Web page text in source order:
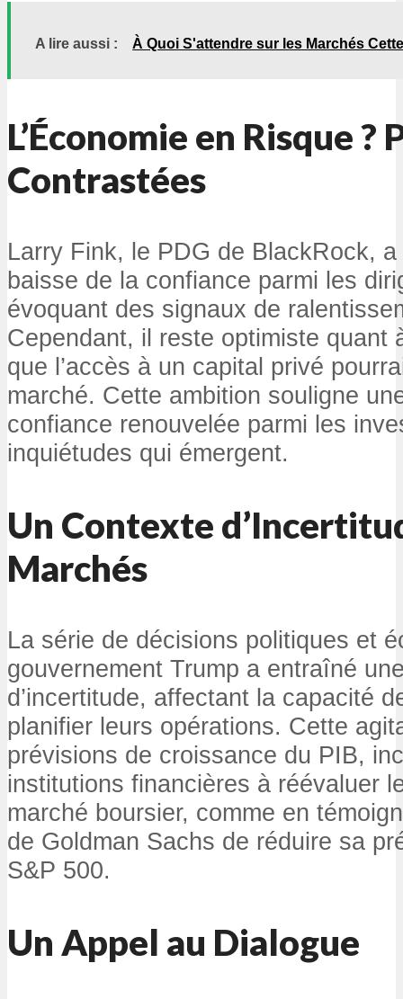
A lire aussi : À Quoi S'attendre sur les Marchés
L’Économie en Risque ?
Contrastées
Larry Fink, le PDG de BlackRock,
baisse de la confiance parmi les
évoquant des signaux de
Cependant, il reste optimiste quant
que l’accès à un capital privé
marché. Cette ambition souligne
confiance renouvelée parmi les
inquiétudes qui émergent.
Un Contexte
Marchés
La série de décisions politiques et
gouvernement Trump a entraîné
d’incertitude, affectant la capacité
planifier leurs opérations. Cette
prévisions de croissance du PIB,
institutions financières à réévaluer
marché boursier, comme en
de Goldman Sachs de réduire sa
S&P 500.
Un Appel au Dialogue